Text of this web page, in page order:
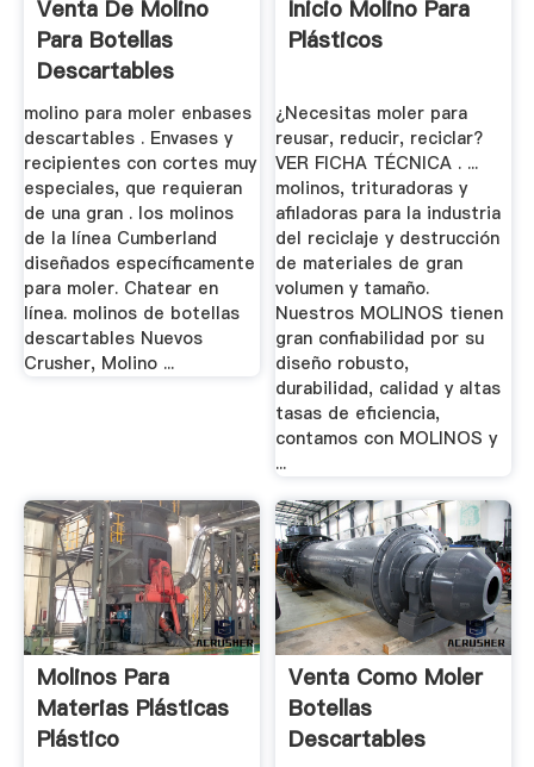
Venta De Molino
Para Botellas
Descartables
molino para moler enbases
descartables . Envases y
recipientes con cortes muy
especiales, que requieran
de una gran . los molinos
de la línea Cumberland
diseñados específicamente
para moler. Chatear en
línea. molinos de botellas
descartables Nuevos
Crusher, Molino ...
Inicio Molino Para
Plásticos
¿Necesitas moler para
reusar, reducir, reciclar?
VER FICHA TÉCNICA . ...
molinos, trituradoras y
afiladoras para la industria
del reciclaje y destrucción
de materiales de gran
volumen y tamaño.
Nuestros MOLINOS tienen
gran confiabilidad por su
diseño robusto,
durabilidad, calidad y altas
tasas de eficiencia,
contamos con MOLINOS y
...
Molinos Para
Materias Plásticas
Plástico
Venta Como Moler
Botellas
Descartables